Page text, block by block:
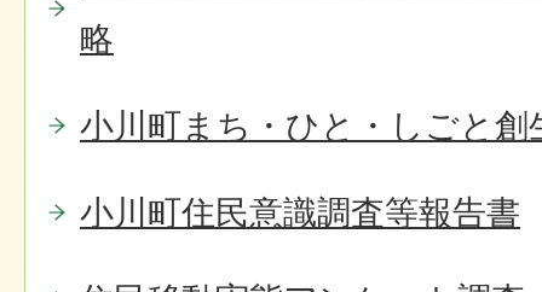
略
小川町まち・ひと・しごと創
小川町住民意識調査等報告書